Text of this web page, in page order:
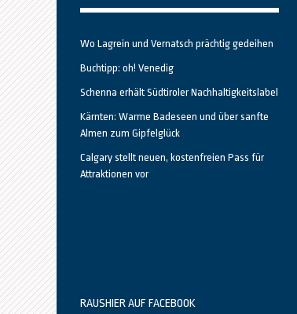
Wo Lagrein und Vernatsch prächtig gedeihen
Buchtipp: oh! Venedig
Schenna erhält Südtiroler Nachhaltigkeitslabel
Kärnten: Warme Badeseen und über sanfte
Almen zum Gipfelglück
Calgary stellt neuen, kostenfreien Pass für
Attraktionen vor
RAUSHIER AUF FACEBOOK